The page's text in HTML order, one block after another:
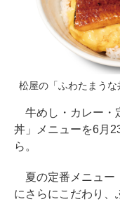
松屋の「ふわたまうな
牛めし・カレー・
丼」メニューを6月
ら。
夏の定番メニュー
にさらにこだわり、